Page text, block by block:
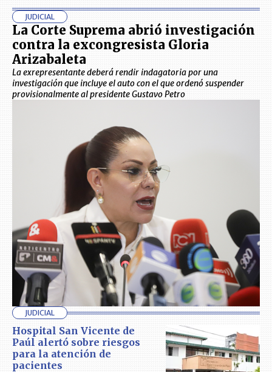
JUDICIAL
La Corte Suprema abrió investigación
contra la excongresista Gloria
Arizabaleta
La exrepresentante deberá rendir indagatoria por una
investigación que incluye el auto con el que ordenó suspender
provisionalmente al presidente Gustavo Petro
JUDICIAL
Hospital San Vicente de
Paúl alertó sobre riesgos
para la atención de
pacientes